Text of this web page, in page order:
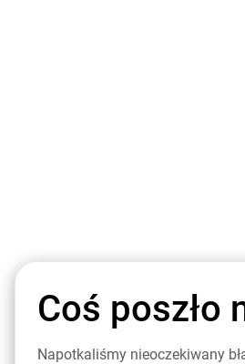
Coś poszło
Napotkaliśmy nieoczekiwany